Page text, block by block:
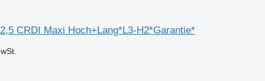
CRDI Maxi Hoch+Lang*L3-H2*Garantie*